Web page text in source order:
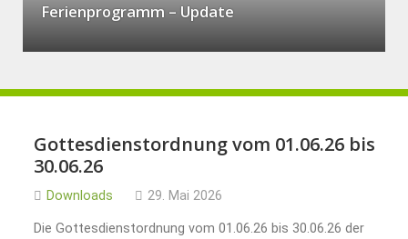
Ferienprogramm – Update
Gottesdienstordnung vom 01.06.26 bis
30.06.26
Downloads 29. Mai 2026
Die Gottesdienstordnung vom 01.06.26 bis 30.06.26 der